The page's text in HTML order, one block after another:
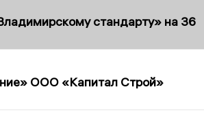
стандарту» на 36
ООО «Капитал Строй»